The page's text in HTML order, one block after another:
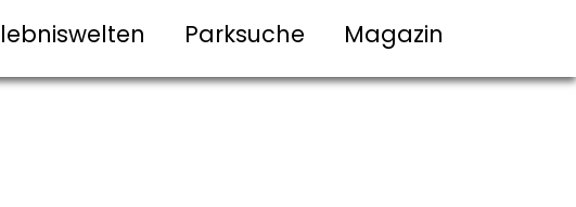
Parksuche Magazin